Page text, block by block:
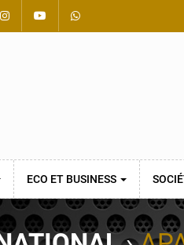
ECO ET BUSINESS